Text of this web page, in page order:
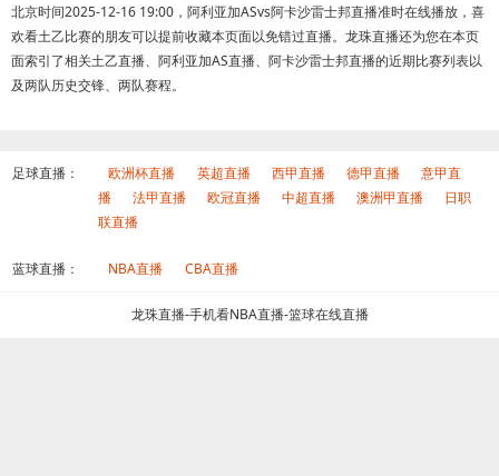
北京时间2025-12-16 19:00，阿利亚加ASvs阿卡沙雷士邦直播准时在线播放，喜
欢看土乙比赛的朋友可以提前收藏本页面以免错过直播。龙珠直播还为您在本页
面索引了相关土乙直播、阿利亚加AS直播、阿卡沙雷士邦直播的近期比赛列表以
及两队历史交锋、两队赛程。
足球直播： 欧洲杯直播 英超直播 西甲直播 德甲直播
意甲直
播
法甲直播 欧冠直播 中超直播 澳洲甲直播
日职
联直播
蓝球直播： NBA直播 CBA直播
龙珠直播-手机看NBA直播-篮球在线直播